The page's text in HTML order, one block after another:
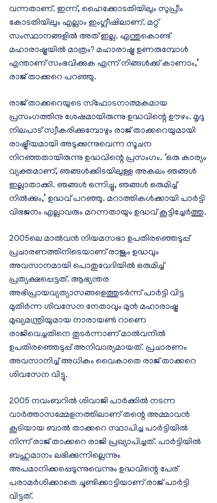
വന്നതാണ്. ഇന്ന്, ഹൈക്കോടതിയിലും സുപ്രീം
കോടതിയിലും എല്ലാം ഇംഗ്ലീഷിലാണ്. മറ്റ്
സംസ്ഥാനങ്ങളില്‍ അത് ഇല്ല. എന്തുകൊണ്ട്
മഹാരാഷ്ട്രയില്‍ മാത്രം? മഹാരാഷ്ട്ര ഉണരുമ്പോള്‍
എന്താണ് സംഭവിക്കുക എന്ന് നിങ്ങള്‍ക്ക് കാണാം,’
രാജ് താക്കറെ പറഞ്ഞു.
രാജ് താക്കറെയുടെ സ്‌ഫോടനാത്മകമായ
പ്രസംഗത്തിനു ശേഷമായിരുന്നു ഉദ്ധവിന്റെ ഊഴം. മൃദു
നിലപാട് സ്വീകരിക്കുമ്പോഴും രാജ് താക്കറെയുമായി
രാഷ്ട്രീയമായി അടുക്കുന്നുവെന്ന സൂചന
നിറഞ്ഞതായിരുന്നു ഉദ്ധവിന്റെ പ്രസംഗം. ‘ഒരു കാര്യം
വ്യക്തമാണ്, ഞങ്ങള്‍ക്കിടയിലുള്ള അകലം ഞങ്ങള്‍
ഇല്ലാതാക്കി. ഞങ്ങള്‍ ഒന്നിച്ചു, ഞങ്ങള്‍ ഒരുമിച്ച്
നില്‍ക്കും,’ ഉദ്ധവ് പറഞ്ഞു. മറാത്തികള്‍ക്കായി പാര്‍ട്ടി
വിഭജനം എല്ലാവരും മറന്നതായും ഉദ്ധവ് കൂട്ടിച്ചേര്‍ത്തു.
2005ലെ മാല്‍വന്‍ നിയമസഭാ ഉപതിരഞ്ഞെടുപ്പ്
പ്രചാരണത്തിനിടെയാണ് രാജും ഉദ്ധവും
അവസാനമായി പൊതുവേദിയില്‍ ഒരുമിച്ച്
പ്രത്യക്ഷപ്പെട്ടത്. ആഭ്യന്തര
അഭിപ്രായവ്യത്യാസങ്ങളെത്തുടര്‍ന്ന് പാര്‍ട്ടി വിട്ട
മുതിര്‍ന്ന ശിവസേന നേതാവും മുന്‍ മഹാരാഷ്ട്ര
മുഖ്യമന്ത്രിയുമായ നാരായണ്‍ റാണെ
രാജിവെച്ചതിനെ തുടര്‍ന്നാണ് മാല്‍വനില്‍
ഉപതിരഞ്ഞെടുപ്പ് അനിവാര്യമായത്. പ്രചാരണം
അവസാനിച്ച് അധികം വൈകാതെ രാജ് താക്കറെ
ശിവസേന വിട്ടു.
2005 നവംബറില്‍ ശിവാജി പാര്‍ക്കില്‍ നടന്ന
വാര്‍ത്താസമ്മേളനത്തിലാണ് തന്റെ അമ്മാവന്‍
കൂടിയായ ബാല്‍ താക്കറെ സ്ഥാപിച്ച പാര്‍ട്ടിയില്‍
നിന്ന് രാജ് താക്കറെ രാജി പ്രഖ്യാപിച്ചത്. പാര്‍ട്ടിയില്‍
ബഹുമാനം ലഭിക്കുന്നില്ലെന്നും
അപമാനിക്കപ്പെടുന്നുവെന്നും ഉദ്ധവിന്റെ പേര്
പരാമര്‍ശിക്കാതെ ചൂണ്ടിക്കാട്ടിയാണ് രാജ് പാര്‍ട്ടി
വിട്ടത്.